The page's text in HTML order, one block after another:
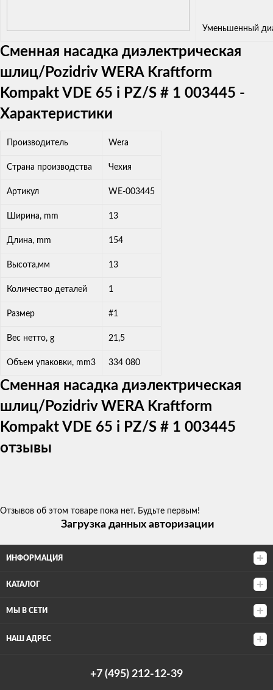
Уменьшенный
Сменная насадка диэлектрическая
шлиц/Pozidriv WERA Kraftform
Kompakt VDE 65 i PZ/S # 1 003445 -
Характеристики
Производитель Wera
Страна производства Чехия
Артикул WE-003445
Ширина, mm 13
Длина, mm 154
Высота,мм 13
Количество деталей 1
Размер #1
Вес нетто, g 21,5
Объем упаковки, mm3 334 080
Сменная насадка диэлектрическая
шлиц/Pozidriv WERA Kraftform
Kompakt VDE 65 i PZ/S # 1 003445
отзывы
Отзывов об этом товаре пока нет. Будьте первым!
Загрузка данных авторизации
ИНФОРМАЦИЯ
КАТАЛОГ
МЫ В СЕТИ
НАШ АДРЕС
+7 (495) 212-12-39